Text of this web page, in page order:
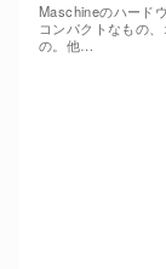
Maschineのハード
コンパクトなもの
の。他…